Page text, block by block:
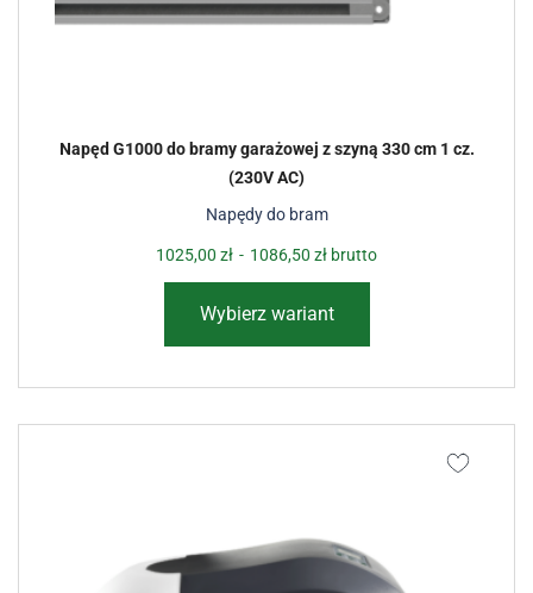
Napędy do bram
Napęd G1000 do bramy garażowej z szyną 330 cm 1 cz.
(230V AC)
1025,00 zł - 1086,50 zł brutto
Wybierz wariant